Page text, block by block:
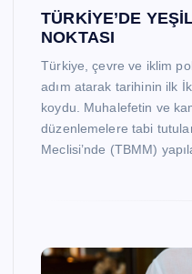
TÜRKİYE’DE
NOKTASI
Türkiye, çevre ve iklim
adım atarak tarihinin ilk
koydu. Muhalefetin ve
düzenlemelere tabi
Meclisi’nde (TBMM)